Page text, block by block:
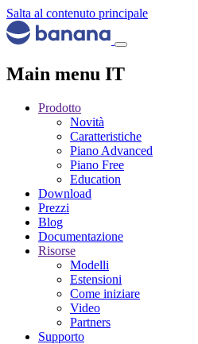
Salta al contenuto principale
Main menu IT
Prodotto
Novità
Caratteristiche
Piano Advanced
Piano Free
Education
Download
Prezzi
Blog
Documentazione
Risorse
Modelli
Estensioni
Come iniziare
Video
Partners
Supporto